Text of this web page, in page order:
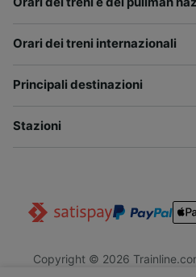
Orari dei treni internazionali
Principali destinazioni
Stazioni
Copyright © 2026